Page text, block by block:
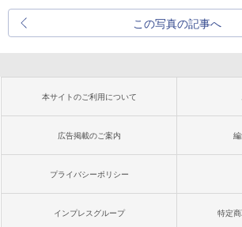
この写真の記事へ
本サイトのご利用について
広告掲載のご案内
プライバシーポリシー
インプレスグループ 特定